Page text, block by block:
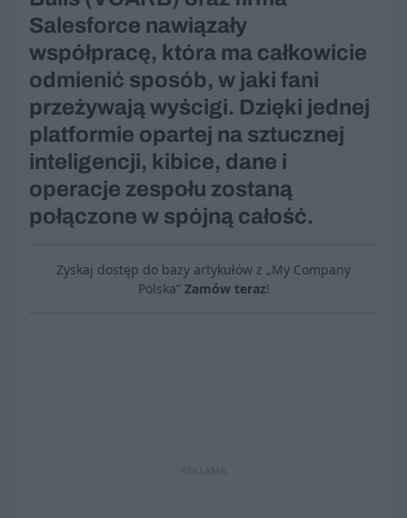
Salesforce nawiązały
współpracę, która ma całkowicie
odmienić sposób, w jaki fani
przeżywają wyścigi. Dzięki jednej
platformie opartej na sztucznej
inteligencji, kibice, dane i
operacje zespołu zostaną
połączone w spójną całość.
Zyskaj dostęp do bazy artykułów z „My Company
Polska” Zamów teraz!
REKLAMA